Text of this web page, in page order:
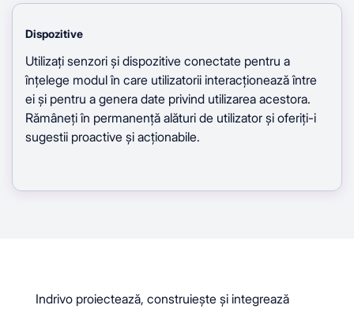
Dispozitive
Utilizați senzori și dispozitive conectate pentru a
înțelege modul în care utilizatorii interacționează între
ei și pentru a genera date privind utilizarea acestora.
Rămâneți în permanență alături de utilizator și oferiți-i
sugestii proactive și acționabile.
Indrivo proiectează, construiește și integrează